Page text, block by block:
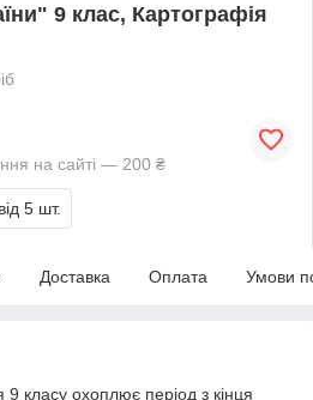
9 клас, Картографія
на сайті — 200 ₴
від 5 шт.
Доставка Оплата Умови
9 класу охоплює період з кінця